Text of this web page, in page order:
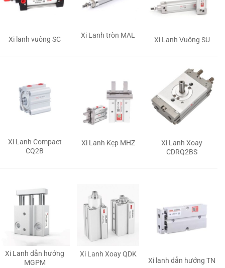
Xi lanh vuông SC Xi Lanh tròn MAL
Xi Lanh Vuông SU
Xi Lanh Compact
CQ2B
Xi Lanh Kẹp MHZ
Xi Lanh Xoay
CDRQ2BS
Xi Lanh dẫn hướng
MGPM
Xi Lanh Xoay QDK
Xi lanh dẫn hướng TN